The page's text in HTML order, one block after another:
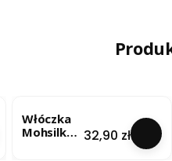
Włóczka
Mohsilko – Cena
32,90 zł